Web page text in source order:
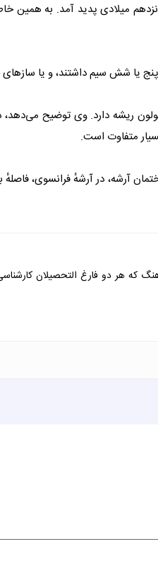
میلادی پدید آمد. به همین
یا شش سیم داشتند، و یا
ریشه دارد. وی توضیح
متفاوت است.
این ساز استفاده می‌شود: ۱- آرشهٔ آلمانی، ۲-آرشهٔ فرانسوی.
۹۵ با مدیریت سارا رضازاده و الیاس دژآهنگ که